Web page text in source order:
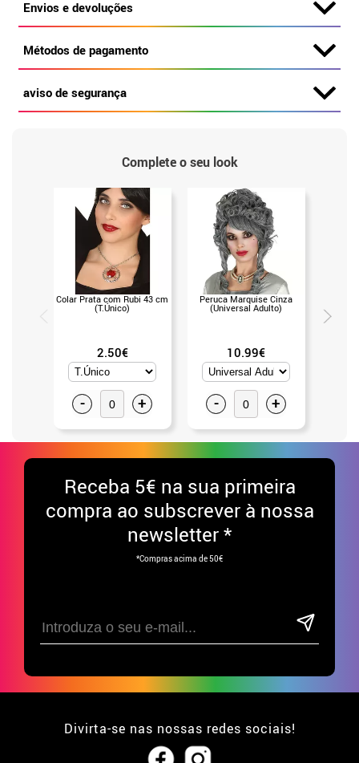
Envios e devoluções
Métodos de pagamento
aviso de segurança
Complete o seu look
Colar Prata com Rubi 43 cm
(T.Único)
2.50€
- +
Peruca Marquise Cinza
(Universal Adulto)
10.99€
- +
Receba 5€ na sua primeira
compra ao subscrever à nossa
newsletter *
*Compras acima de 50€
Divirta-se nas nossas redes sociais!